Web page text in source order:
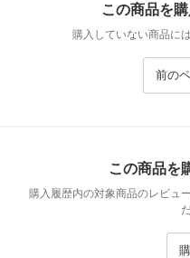
この商品を
購入していない商品に
前の
この商品を
購入履歴内の対象商品のレビュ